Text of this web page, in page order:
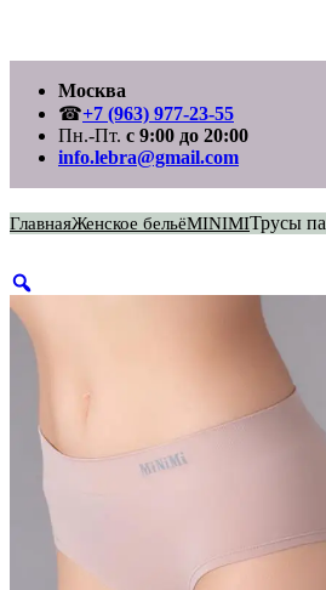
содержимому
Москва
☎+7 (963) 977-23-55
Пн.-Пт. с 9:00 до 20:00
info.lebra@gmail.com
ГлавнаяЖенское бельёMINIMIТрусы